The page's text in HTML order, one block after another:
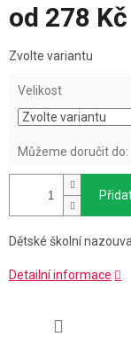
od 278 Kč
cena:
Zvolte variantu
Velikost
Můžeme doručit do:
Dětské školní
Detailní informace